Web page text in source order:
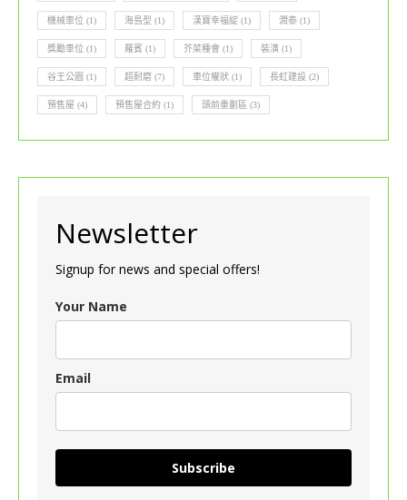
機械車位 (1) 海島型 (1) 漢寶幸福綻 (1) 潤泰 (1)
獎勵車位 (1) 羅賓 (1) 芥菜種會 (1) 裝潢 (1)
谷王公園 (1) 超耐磨 (7) 車位權狀 (1) 長虹建設 (2)
預售屋 (4) 預售屋合約 (1) 頭前重劃區 (3)
Newsletter
Signup for news and special offers!
Your Name
Email
Subscribe